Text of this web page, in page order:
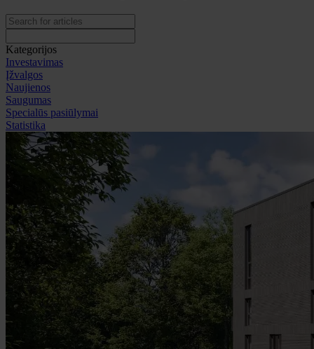
Kategorijos
Investavimas
Įžvalgos
Naujienos
Saugumas
Specialūs pasiūlymai
Statistika